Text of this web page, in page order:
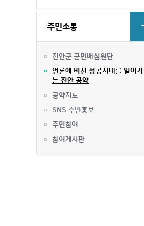
주민소통
진안군 군민배심원단
언론에 비친 성공시대를 열어가
는 진안 공약
공약지도
SNS 주민홍보
주민참여
참여게시판